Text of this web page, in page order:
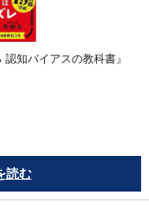
知バイアスの教科書』
読む